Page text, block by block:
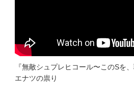
『無敵シュプレヒコール〜このSを、
エナツの祟り